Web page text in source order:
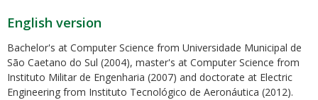
English version
Bachelor's at Computer Science from Universidade Municipal de
São Caetano do Sul (2004), master's at Computer Science from
Instituto Militar de Engenharia (2007) and doctorate at Electric
Engineering from Instituto Tecnológico de Aeronáutica (2012).